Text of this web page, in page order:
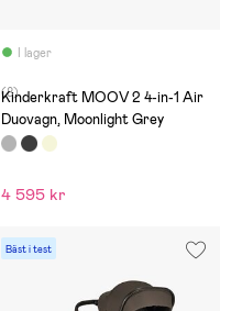
I lager
(8)
Kinderkraft MOOV 2 4-in-1 Air
Duovagn, Moonlight Grey
4 595 kr
Bäst i test